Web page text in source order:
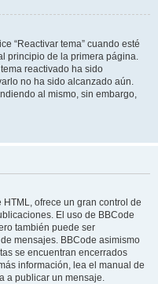
“Reactivar tema” cuando esté
principio de la primera página.
reactivado ha sido
no ha sido alcanzado aún.
al mismo, sin embargo,
ofrece un gran control de
El uso de BBCode
también puede ser
mensajes. BBCode asimismo
se encuentran encerrados
información, lea el manual de
a publicar un mensaje.